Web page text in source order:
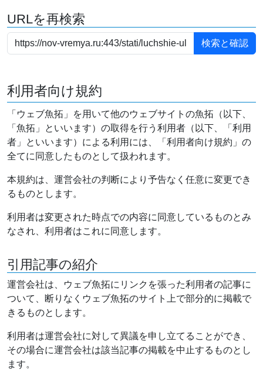
URLを再検索
利用者向け規約
「ウェブ魚拓」を用いて他のウェブサイトの魚拓（以下、
「魚拓」といいます）の取得を行う利用者（以下、「利用
者」といいます）による利用には、「利用者向け規約」の
全てに同意したものとして扱われます。
本規約は、運営会社の判断により予告なく任意に変更でき
るものとします。
利用者は変更された時点での内容に同意しているものとみ
なされ、利用者はこれに同意します。
引用記事の紹介
運営会社は、ウェブ魚拓にリンクを張った利用者の記事に
ついて、断りなくウェブ魚拓のサイト上で部分的に掲載で
きるものとします。
利用者は運営会社に対して異議を申し立てることができ、
その場合に運営会社は該当記事の掲載を中止するものとし
ます。